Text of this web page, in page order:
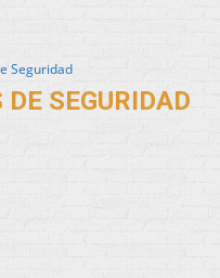
Seguridad
SEGURIDAD